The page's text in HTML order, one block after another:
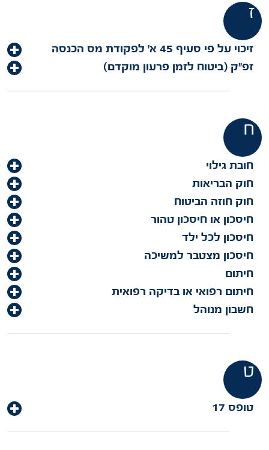
ז
זיכוי על פי סעיף 45 א' לפקודת מס הכנסה
זפ"ק (ביטוח לזמן פרעון מוקדם)
ח
חובת גילוי
חוק הבריאות
חוק חוזה הביטוח
חיסכון או חיסכון טהור
חיסכון לכל ילד
חיסכון מצטבר למשיכה
חיתום
חיתום רפואי או בדיקה רפואית
חשבון מנוהל
ט
טופס 17